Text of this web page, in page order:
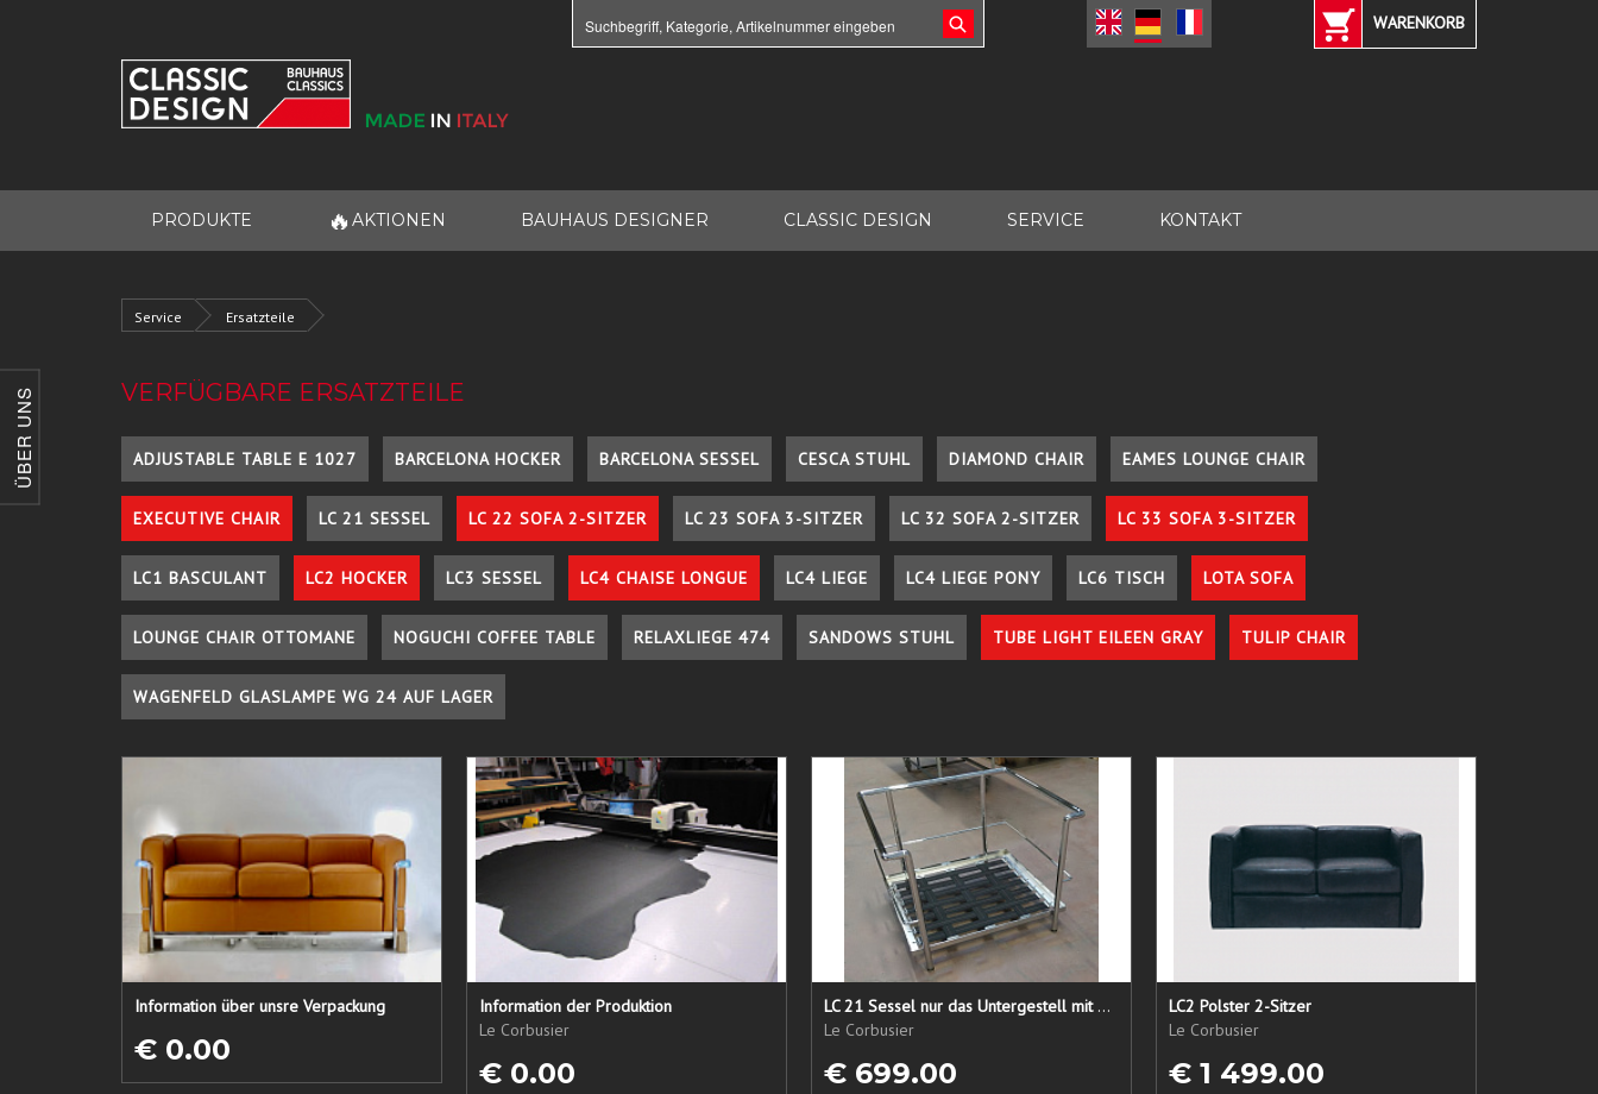
ÜBER UNS
WARENKORB
PRODUKTE 🔥 AKTIONEN BAUHAUS DESIGNER CLASSIC DESIGN SERVICE KONTAKT
Service Ersatzteile
VERFÜGBARE ERSATZTEILE
ADJUSTABLE TABLE E 1027 BARCELONA HOCKER BARCELONA SESSEL CESCA STUHL DIAMOND CHAIR EAMES LOUNGE CHAIR
EXECUTIVE CHAIR LC 21 SESSEL LC 22 SOFA 2-SITZER LC 23 SOFA 3-SITZER LC 32 SOFA 2-SITZER LC 33 SOFA 3-SITZER
LC1 BASCULANT LC2 HOCKER LC3 SESSEL LC4 CHAISE LONGUE LC4 LIEGE LC4 LIEGE PONY LC6 TISCH LOTA SOFA
LOUNGE CHAIR OTTOMANE NOGUCHI COFFEE TABLE RELAXLIEGE 474 SANDOWS STUHL TUBE LIGHT EILEEN GRAY TULIP CHAIR
WAGENFELD GLASLAMPE WG 24 AUF LAGER
Information über unsre Verpackung
€ 0.00
Information der Produktion
Le Corbusier
€ 0.00
LC 21 Sessel nur das Untergestell mit elastischen Straps
Le Corbusier
€ 699.00
LC2 Polster 2-Sitzer
Le Corbusier
€ 1 499.00